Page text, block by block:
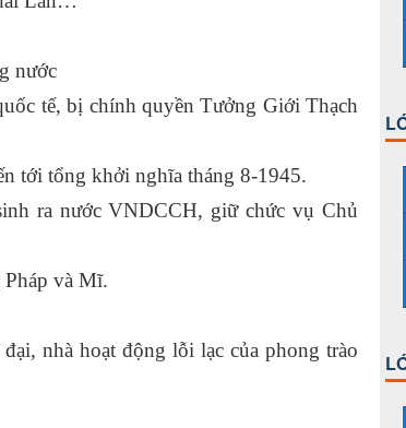
nước
tế, bị chính quyền Tưởng Giới Thạch
tới tổng khởi nghĩa tháng 8-1945.
ra nước VNDCCH, giữ chức vụ Chủ
Pháp và Mĩ.
nhà hoạt động lỗi lạc của phong trào